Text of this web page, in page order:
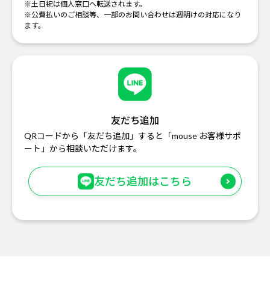
※土日祝は個人窓口へ転送されます。
※公費払いのご相談等、一部のお問い合わせは週明けの対応になり
ます。
友だち追加
QRコードから「友だち追加」すると「mouse お客様サポ
ート」から相談いただけます。
友だち追加はこちら